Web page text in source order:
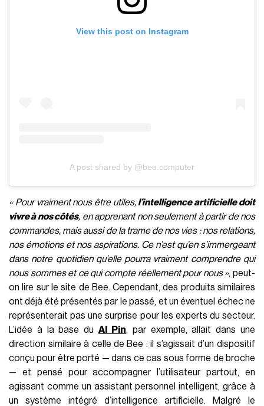
View this post on Instagram
A post shared by @bee.computer
« Pour vraiment nous être utiles,l’intelligence artificielle doit
vivre à nos côtés, en apprenant non seulement à partir de nos
commandes, mais aussi de la trame de nos vies : nos relations,
nos émotions et nos aspirations. Ce n’est qu’en s’immergeant
dans notre quotidien qu’elle pourra vraiment comprendre qui
nous sommes et ce qui compte réellement pour nous », peut-
on lire sur le site de Bee. Cependant, des produits similaires
ont déjà été présentés par le passé, et un éventuel échec ne
représenterait pas une surprise pour les experts du secteur.
L’idée à la base duAI Pin, par exemple, allait dans une
direction similaire à celle de Bee : il s’agissait d’un dispositif
conçu pour être porté — dans ce cas sous forme de broche
— et pensé pour accompagner l’utilisateur partout, en
agissant comme un assistant personnel intelligent, grâce à
un système intégré d’intelligence artificielle. Malgré le